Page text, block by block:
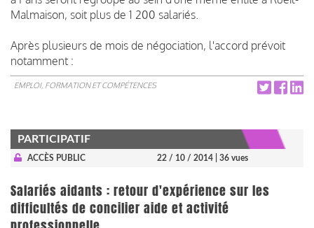
Malmaison, soit plus de 1 200 salariés.
Après plusieurs de mois de négociation, l'accord prévoit
notamment :
EMPLOI, FORMATION ET COMPÉTENCES
PARTICIPATIF
ACCÈS PUBLIC 22 / 10 / 2014 | 36 vues
Salariés aidants : retour d'expérience sur les
difficultés de concilier aide et activité